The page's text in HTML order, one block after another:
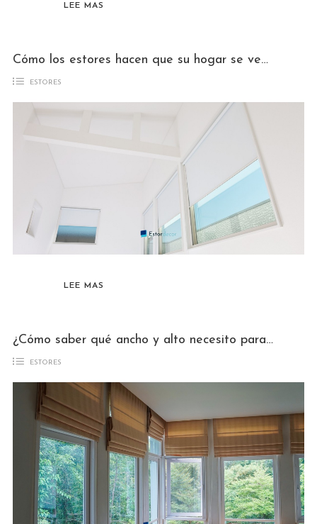
LEE MAS
Cómo los estores hacen que su hogar se vea mejor y más decorado que nunca
ESTORES
LEE MAS
¿Cómo saber qué ancho y alto necesito para mi estor?
ESTORES